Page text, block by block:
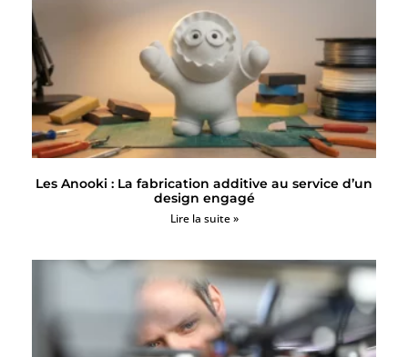
Les Anooki : La fabrication additive au service d’un
design engagé
Lire la suite »